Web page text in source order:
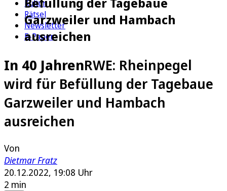
Kultur
Rätsel
Newsletter
E-Paper
Garzweiler und Hambach
ausreichen
In 40 JahrenRWE: Rheinpegel
wird für Befüllung der Tagebaue
Garzweiler und Hambach
ausreichen
Von
Dietmar Fratz
20.12.2022, 19:08 Uhr
2 min